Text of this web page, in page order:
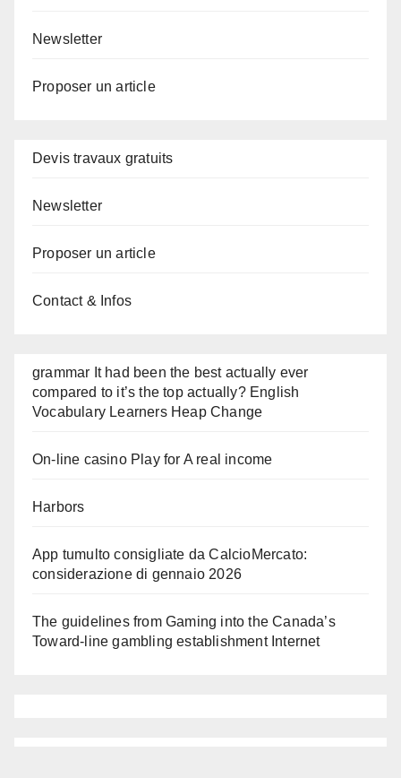
Newsletter
Proposer un article
Devis travaux gratuits
Newsletter
Proposer un article
Contact & Infos
grammar It had been the best actually ever
compared to it’s the top actually? English
Vocabulary Learners Heap Change
On-line casino Play for A real income
Harbors
App tumulto consigliate da CalcioMercato:
considerazione di gennaio 2026
The guidelines from Gaming into the Canada’s
Toward-line gambling establishment Internet